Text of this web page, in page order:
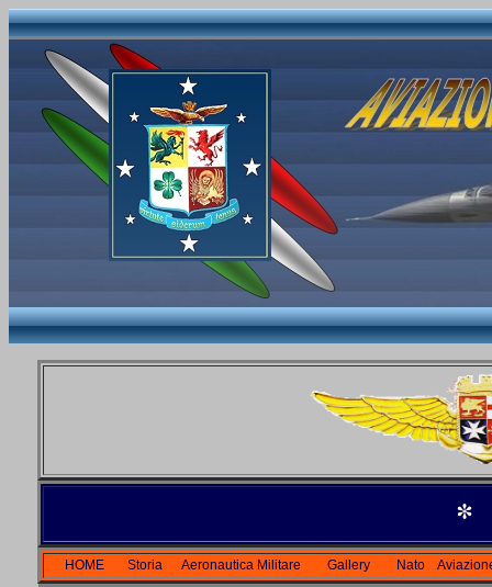
*
HOME Storia Aeronautica Militare Gallery Nato